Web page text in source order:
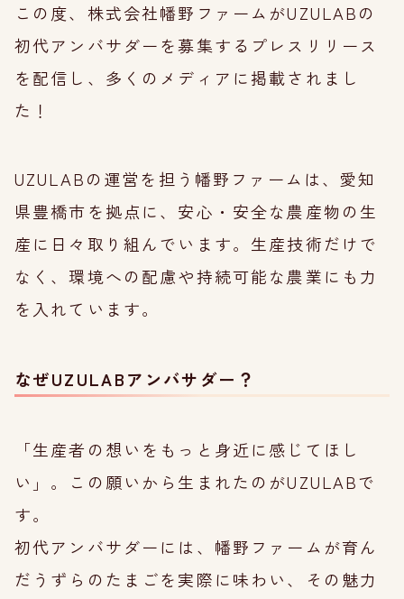
この度、株式会社幡野ファームがUZULABの
初代アンバサダーを募集するプレスリリース
を配信し、多くのメディアに掲載されまし
た！
UZULABの運営を担う幡野ファームは、愛知
県豊橋市を拠点に、安心・安全な農産物の生
産に日々取り組んでいます。生産技術だけで
なく、環境への配慮や持続可能な農業にも力
を入れています。
なぜUZULABアンバサダー？
「生産者の想いをもっと身近に感じてほし
い」。この願いから生まれたのがUZULABで
す。
初代アンバサダーには、幡野ファームが育ん
だうずらのたまごを実際に味わい、その魅力